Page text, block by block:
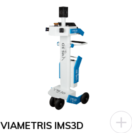
VIAMETRIS IMS3D